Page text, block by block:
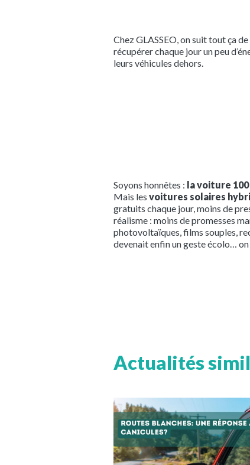
Chez GLASSEO, on suit tout ça
récupérer chaque jour un peu
leurs véhicules dehors.
Soyons honnêtes : la voiture
Mais les voitures solaires
gratuits chaque jour, moins de
réalisme : moins de promesses
photovoltaïques, films souples,
devenait enfin un geste écolo…
Actualités